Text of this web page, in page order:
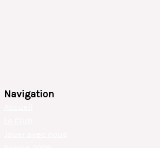
Navigation